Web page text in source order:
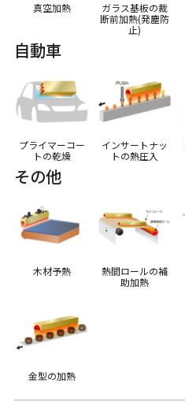
真空加熱
ガラス基板の裁
断前加熱(発塵防
止)
自動車
プライマーコー
トの乾燥
インサートナッ
トの熱圧入
その他
木材予熱
熱間ロールの補
助加熱
金型の加熱